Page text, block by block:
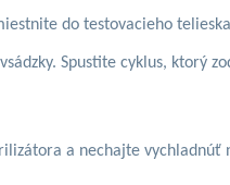
do testovacieho
Spustite cyklus, ktorý
a nechajte